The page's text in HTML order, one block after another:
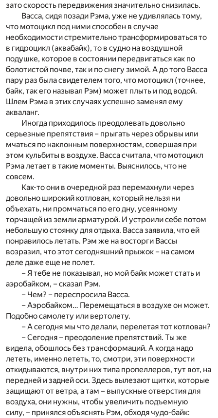
зато скорость передвижения значительно снизилась.
Васса, сидя позади Рэма, уже не удивлялась тому,
что мотоцикл под ними способен в случае
необходимости стремительно трансформироваться то
в гидроцикл (аквабайк), то в судно на воздушной
подушке, которое в состоянии передвигаться как по
болотистой почве, так и по снегу зимой. А до того Васса
пару раз была свидетелем того, что мотоцикл (точнее,
байк, так его называл Рэм) может плыть и под водой.
Шлем Рэма в этих случаях успешно заменял ему
акваланг.
Иногда приходилось преодолевать довольно
серьезные препятствия – прыгать через обрывы или
мчаться по наклонным поверхностям, совершая при
этом кульбиты в воздухе. Васса считала, что мотоцикл
Рэма летает в такие моменты. Выяснилось, что не
совсем.
Как-то они в очередной раз перемахнули через
довольно широкий котлован, который нельзя ни
объехать, ни промчаться по его дну, усеянному
торчащей из земли арматурой. И устроили себе потом
небольшую стоянку для отдыха. Васса заявила, что ей
понравилось летать. Рэм же на восторги Вассы
возразил, что этот сегодняшний прыжок – на самом
деле даже еще не полет.
– Я тебе не показывал, но мой байк может стать и
аэробайком, – сказал Рэм.
– Чем? – переспросила Васса.
– Аэробайком… Перемещаться в воздухе он может.
Подобно самолету или вертолету.
– А сегодня мы что делали, перелетая тот котлован?
– Сегодня – преодоление препятствий. Ты же
видела, обошлось без трансформаций. А когда надо
лететь, именно лететь, то, смотри, эти поверхности
откидываются, внутри них типа пропеллеров, тут вот, на
передней и задней оси. Здесь вылезают щитки, которые
защищают от ветра, а там – выпускные отверстия для
воздуха, они нужны, чтобы увеличить подъемную
силу, – принялся объяснять Рэм, обходя чудо-байк: